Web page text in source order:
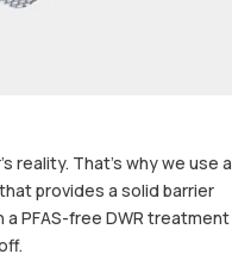
reality. That's why we use a
provides a solid barrier
PFAS-free DWR treatment